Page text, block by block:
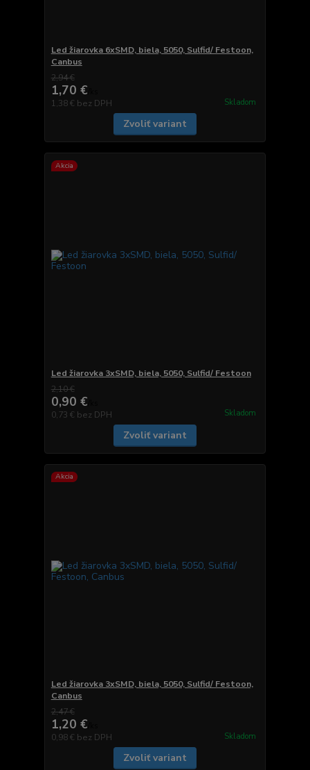
Led žiarovka 6xSMD, biela, 5050, Sulfid/ Festoon,
Canbus
2,94 €
1,70 €
1,38 € bez DPH Skladom
Zvoliť variant
Akcia
Led žiarovka 3xSMD, biela, 5050, Sulfid/ Festoon
2,10 €
0,90 €
0,73 € bez DPH Skladom
Zvoliť variant
Akcia
Led žiarovka 3xSMD, biela, 5050, Sulfid/ Festoon,
Canbus
2,47 €
1,20 €
0,98 € bez DPH Skladom
Zvoliť variant